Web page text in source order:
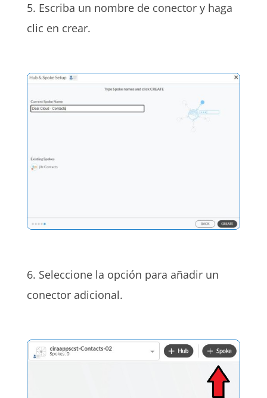
5. Escriba un nombre de conector y haga
clic en crear.
6. Seleccione la opción para añadir un
conector adicional.